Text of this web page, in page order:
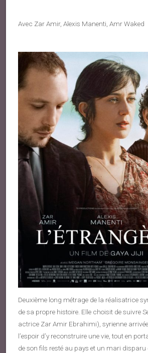
Avec Zar Amir, Alexis Manenti, Amr Waked
Deuxième long métrage de la réalisatrice
de sa propre histoire. Elle choisit de suivre
actrice Zar Amir Ebrahimi), syrienne
l’espoir d’y reconstruire une vie, tout en
de son fils resté au pays et un mari disparu